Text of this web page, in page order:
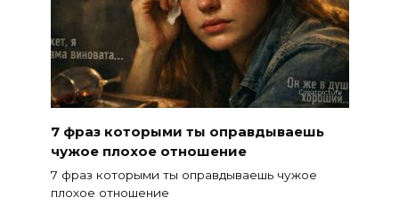
7 фраз которыми ты оправдываешь
чужое плохое отношение
7 фраз которыми ты оправдываешь чужое
плохое отношение